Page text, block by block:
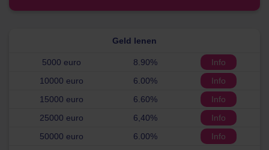
Geld lenen
5000 euro 8.90%
Info
10000 euro
6.00%
Info
15000 euro
6.60%
Info
25000 euro
6,40%
Info
50000 euro
6.00% Info